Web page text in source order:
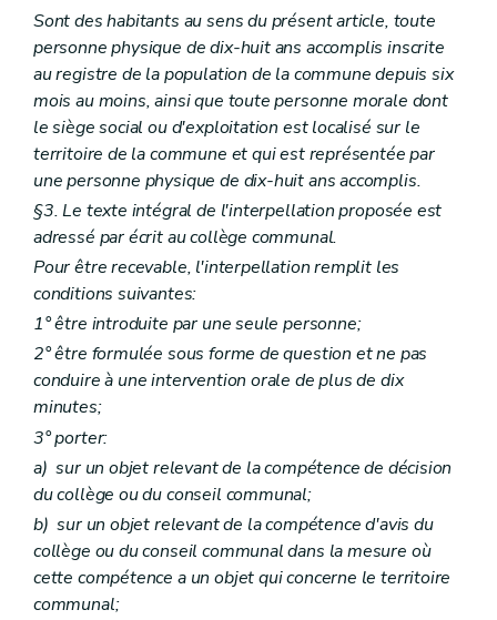
Sous-section 2 Réunions et délibérations du conseil provincial
Art. L2212-10
Art. L2212-11
Art. L2212-12
Art. L2212-13
Art. L2212-14
Art. L2212-15
Art. L2212-16
Art. L2212-17
Art. L2212-18
Art. L2212-19
Art. L2212-20
Art. L2212-21
Art. L2212-22
Art. L2212-23
Art. L2212-24
Art. L2212-25
Art. L2212-26
Art.L2212-29
Art. L2212-30
Art. L2212-31
Sous-section 4 Attributions du conseil provincial
Art. L2212-32
Art. L2212-33
Art. L2212-34
Sont des habitants au sens du présent article, toute
personne physique de dix-huit ans accomplis inscrite
au registre de la population de la commune depuis six
mois au moins, ainsi que toute personne morale dont
le siège social ou d'exploitation est localisé sur le
territoire de la commune et qui est représentée par
une personne physique de dix-huit ans accomplis.
§3. Le texte intégral de l'interpellation proposée est
adressé par écrit au collège communal.
Pour être recevable, l'interpellation remplit les
conditions suivantes:
1° être introduite par une seule personne;
2° être formulée sous forme de question et ne pas
conduire à une intervention orale de plus de dix
minutes;
3° porter:
a) sur un objet relevant de la compétence de décision
du collège ou du conseil communal;
b) sur un objet relevant de la compétence d'avis du
collège ou du conseil communal dans la mesure où
cette compétence a un objet qui concerne le territoire
communal;